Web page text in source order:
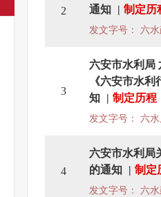
2
通知 | 制定历
发文字号： 六
3
六安市水利局
《六安市水
知 | 制定历程
发文字号： 六
4
六安市水利局
的通知 | 制定
发文字号： 六